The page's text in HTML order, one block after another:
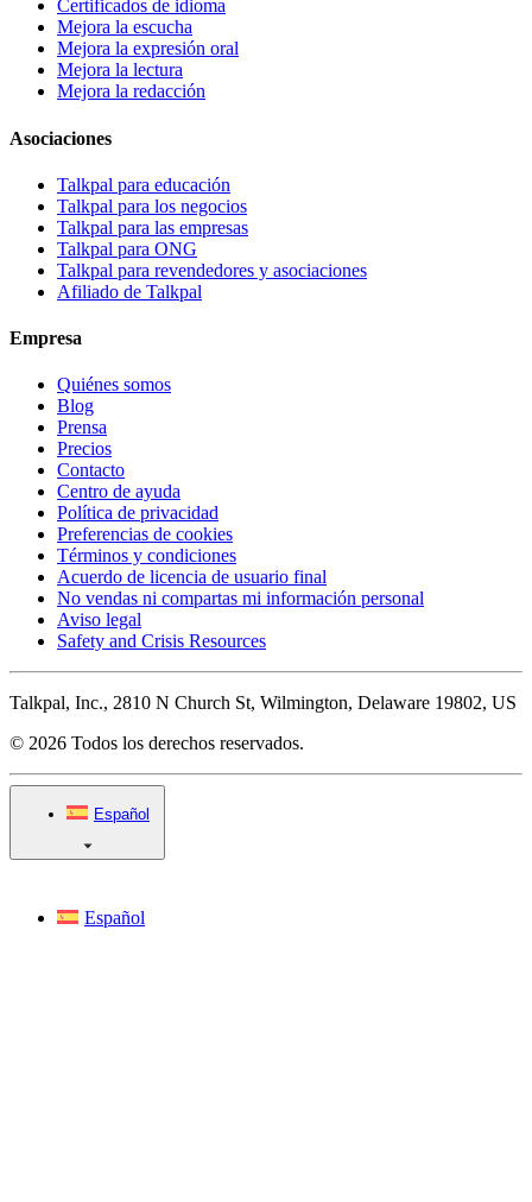
Certificados de idioma
Mejora la escucha
Mejora la expresión oral
Mejora la lectura
Mejora la redacción
Asociaciones
Talkpal para educación
Talkpal para los negocios
Talkpal para las empresas
Talkpal para ONG
Talkpal para revendedores y asociaciones
Afiliado de Talkpal
Empresa
Quiénes somos
Blog
Prensa
Precios
Contacto
Centro de ayuda
Política de privacidad
Preferencias de cookies
Términos y condiciones
Acuerdo de licencia de usuario final
No vendas ni compartas mi información personal
Aviso legal
Safety and Crisis Resources
Talkpal, Inc., 2810 N Church St, Wilmington, Delaware 19802, US
© 2026 Todos los derechos reservados.
Español
Español